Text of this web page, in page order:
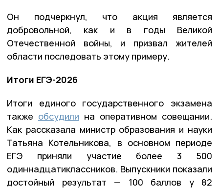
Он подчеркнул, что акция является
добровольной, как и в годы Великой
Отечественной войны, и призвал жителей
области последовать этому примеру.
Итоги ЕГЭ-2026
Итоги единого государственного экзамена
также обсудили на оперативном совещании.
Как рассказала министр образования и науки
Татьяна Котельникова, в основном периоде
ЕГЭ приняли участие более 3 500
одиннадцатиклассников. Выпускники показали
достойный результат — 100 баллов у 82